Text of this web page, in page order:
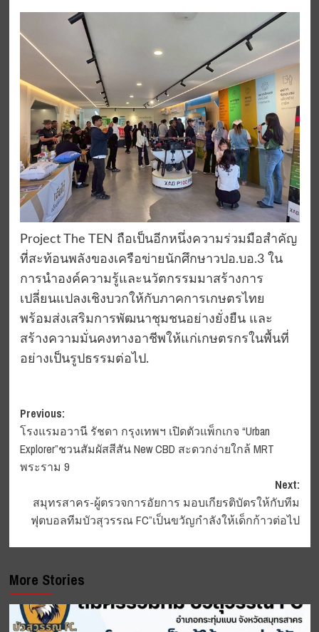
Project The TEN ถือเป็นอีกหนึ่งความร่วมมือสำคัญ
ที่สะท้อนพลังของเครือข่ายนักศึกษาวปอ.บอ.3 ใน
การนำองค์ความรู้และนวัตกรรมมาสร้างการ
เปลี่ยนแปลงเชิงบวกให้กับภาคการเกษตรไทย
พร้อมส่งเสริมการพัฒนาชุมชนอย่างยั่งยืน และ
สร้างความมั่นคงทางอาชีพให้แก่เกษตรกรในพื้นที่
อย่างเป็นรูปธรรมต่อไป.
Post
navigation
Previous:
โรงแรมอวานี รัชดา กรุงเทพฯ เปิดตัวแพ็กเกจ “Urban
Explorer”ชวนสัมผัสสีสัน New CBD สะดวกง่ายใกล้ MRT
พระราม 9
Next:
สมุทรสาคร-ผู้ตรวจการอัยการ มอบเกียรติบัตรให้กับทีม
ฟุตบอลทีมบัวสุวรรณ FC”เป็นขวัญกำลังให้เด็กก้าวต่อไป
More Stories